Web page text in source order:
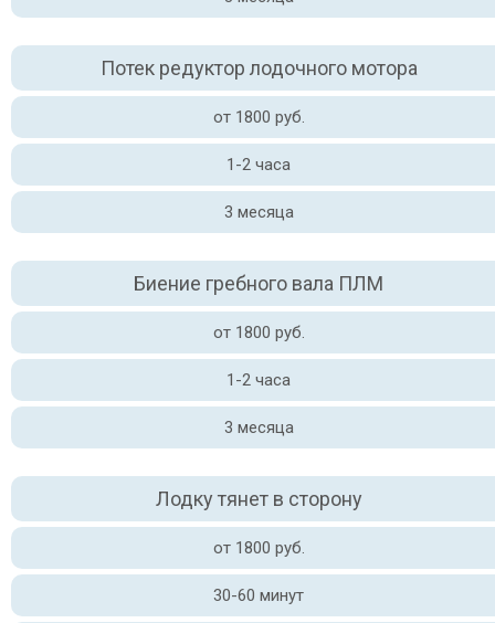
Потек редуктор лодочного мотора
от 1800 руб.
1-2 часа
3 месяца
Биение гребного вала ПЛМ
от 1800 руб.
1-2 часа
3 месяца
Лодку тянет в сторону
от 1800 руб.
30-60 минут